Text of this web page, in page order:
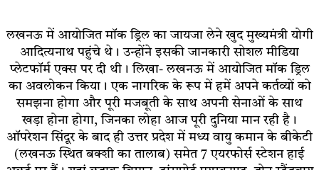
लखनऊ में आयोजित मॉक ड्रिल का जायजा लेने खुद मुख्यमंत्री योगी
आदित्यनाथ पहुंचे थे। उन्होंने इसकी जानकारी सोशल मीडिया
प्लेटफॉर्म एक्स पर दी थी। लिखा- लखनऊ में आयोजित मॉक ड्रिल
का अवलोकन किया। एक नागरिक के रूप में हमें अपने कर्तव्यों को
समझना होगा और पूरी मजबूती के साथ अपनी सेनाओं के साथ
खड़ा होना होगा, जिनका लोहा आज पूरी दुनिया मान रही है।
ऑपरेशन सिंदूर के बाद ही उत्तर प्रदेश में मध्य वायु कमान के बीकेटी
(लखनऊ स्थित बक्शी का तालाब) समेत 7 एयरफोर्स स्टेशन हाई